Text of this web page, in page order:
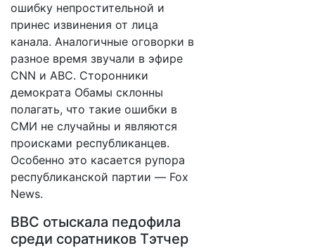
ошибку непростительной и
принес извинения от лица
канала. Аналогичные оговорки в
разное время звучали в эфире
CNN и ABC. Сторонники
демократа Обамы склонны
полагать, что такие ошибки в
СМИ не случайны и являются
происками республиканцев.
Особенно это касается рупора
республиканской партии — Fox
News.
BBC отыскала педофила
среди соратников Тэтчер